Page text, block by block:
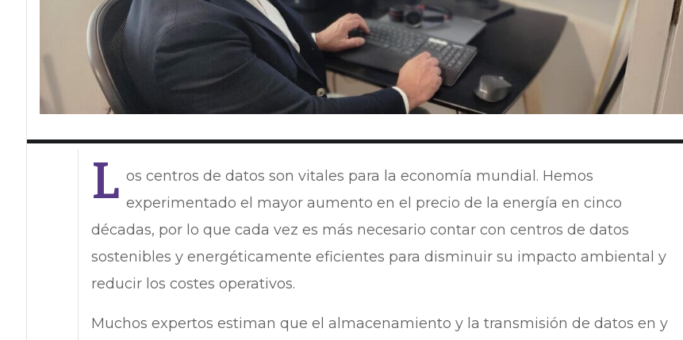
L os centros de datos son vitales para la economía mundial. Hemos
experimentado el mayor aumento en el precio de la energía en cinco
décadas, por lo que cada vez es más necesario contar con centros de datos
sostenibles y energéticamente eficientes para disminuir su impacto ambiental y
reducir los costes operativos.
Muchos expertos estiman que el almacenamiento y la transmisión de datos en y
Almacenamiento